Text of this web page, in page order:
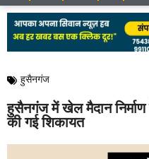
हुसैनगंज
हुसैनगंज में खेल मैदान
की गई शिकायत